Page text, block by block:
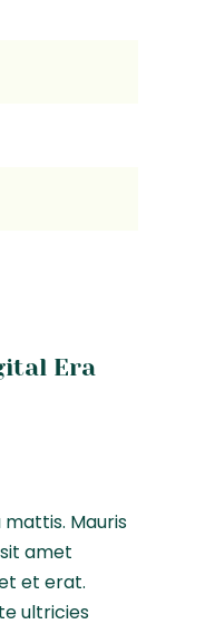
Era
Mauris
amet
et erat.
ultricies